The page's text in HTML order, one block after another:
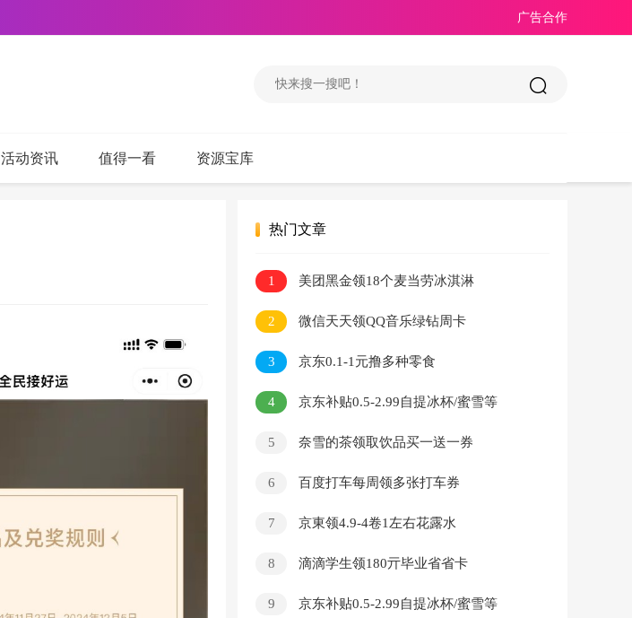
广告合作
活动资讯 值得一看 资源宝库
热门文章
1 美团黑金领18个麦当劳冰淇淋
2 微信天天领QQ音乐绿钻周卡
3 京东0.1-1元撸多种零食
4 京东补贴0.5-2.99自提冰杯/蜜雪等
5 奈雪的茶领取饮品买一送一券
6 百度打车每周领多张打车券
7 京東领4.9-4卷1左右花露水
8 滴滴学生领180亓毕业省省卡
9 京东补贴0.5-2.99自提冰杯/蜜雪等